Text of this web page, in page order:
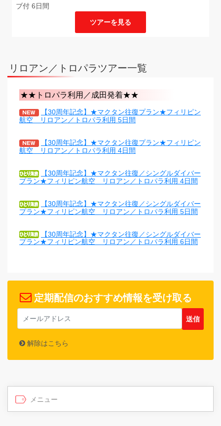
ブ付 6日間
ツアーを見る
リロアン／トロパラツアー一覧
★★トロパラ利用／成田発着★★
【30周年記念】★マクタン往復プラン★フィリピン
航空 リロアン／トロパラ利用 5日間
【30周年記念】★マクタン往復プラン★フィリピン
航空 リロアン／トロパラ利用 4日間
【30周年記念】★マクタン往復／シングルダイバー
プラン★フィリピン航空 リロアン／トロパラ利用 4日間
【30周年記念】★マクタン往復／シングルダイバー
プラン★フィリピン航空 リロアン／トロパラ利用 5日間
【30周年記念】★マクタン往復／シングルダイバー
プラン★フィリピン航空 リロアン／トロパラ利用 6日間
定期配信のおすすめ情報を受け取る
解除はこちら